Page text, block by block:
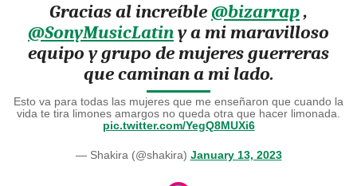
Gracias al increíble@bizarrap,
@SonyMusicLatiny a mi maravilloso
equipo y grupo de mujeres guerreras
que caminan a mi lado.
Esto va para todas las mujeres que me enseñaron que cuando la
vida te tira limones amargos no queda otra que hacer limonada.
pic.twitter.com/YegQ8MUXi6
— Shakira (@shakira) January 13, 2023